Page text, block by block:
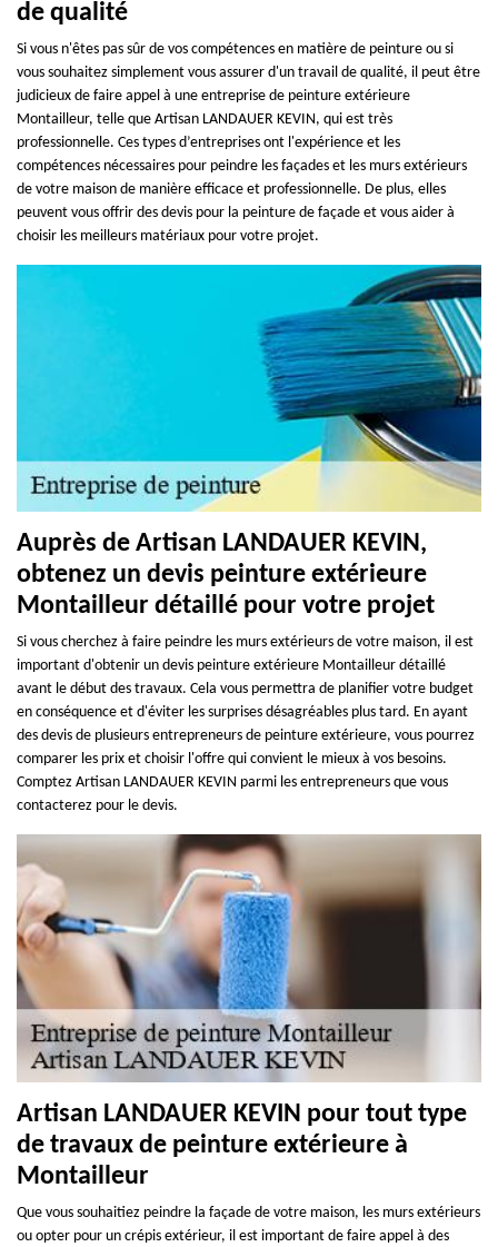
de qualité
Si vous n'êtes pas sûr de vos compétences en matière de peinture ou si
vous souhaitez simplement vous assurer d'un travail de qualité, il peut être
judicieux de faire appel à une entreprise de peinture extérieure
Montailleur, telle que Artisan LANDAUER KEVIN, qui est très
professionnelle. Ces types d’entreprises ont l'expérience et les
compétences nécessaires pour peindre les façades et les murs extérieurs
de votre maison de manière efficace et professionnelle. De plus, elles
peuvent vous offrir des devis pour la peinture de façade et vous aider à
choisir les meilleurs matériaux pour votre projet.
Auprès de Artisan LANDAUER KEVIN,
obtenez un devis peinture extérieure
Montailleur détaillé pour votre projet
Si vous cherchez à faire peindre les murs extérieurs de votre maison, il est
important d'obtenir un devis peinture extérieure Montailleur détaillé
avant le début des travaux. Cela vous permettra de planifier votre budget
en conséquence et d'éviter les surprises désagréables plus tard. En ayant
des devis de plusieurs entrepreneurs de peinture extérieure, vous pourrez
comparer les prix et choisir l'offre qui convient le mieux à vos besoins.
Comptez Artisan LANDAUER KEVIN parmi les entrepreneurs que vous
contacterez pour le devis.
Artisan LANDAUER KEVIN pour tout type
de travaux de peinture extérieure à
Montailleur
Que vous souhaitiez peindre la façade de votre maison, les murs extérieurs
ou opter pour un crépis extérieur, il est important de faire appel à des